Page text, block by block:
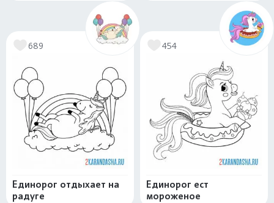
689
Единорог отдыхает на
радуге
454
Единорог ест
мороженое